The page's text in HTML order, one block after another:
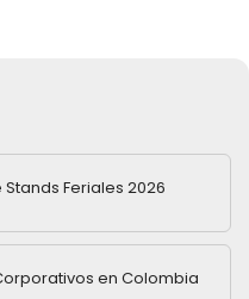
Feriales 2026
en Colombia